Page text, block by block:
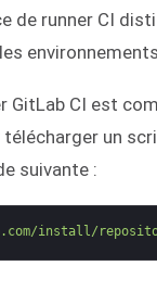
de runner CI
GitLab CI est
télécharger un
suivante :
install/